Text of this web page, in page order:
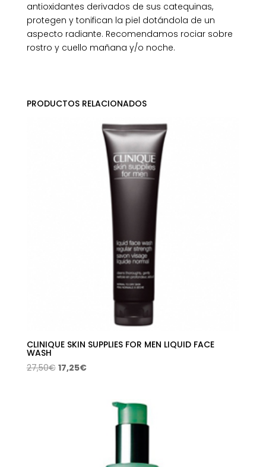
antioxidantes derivados de sus catequinas,
protegen y tonifican la piel dotándola de un
aspecto radiante. Recomendamos rociar sobre
rostro y cuello mañana y/o noche.
PRODUCTOS RELACIONADOS
CLINIQUE SKIN SUPPLIES FOR MEN LIQUID FACE
WASH
27,50€ El
17,25€El